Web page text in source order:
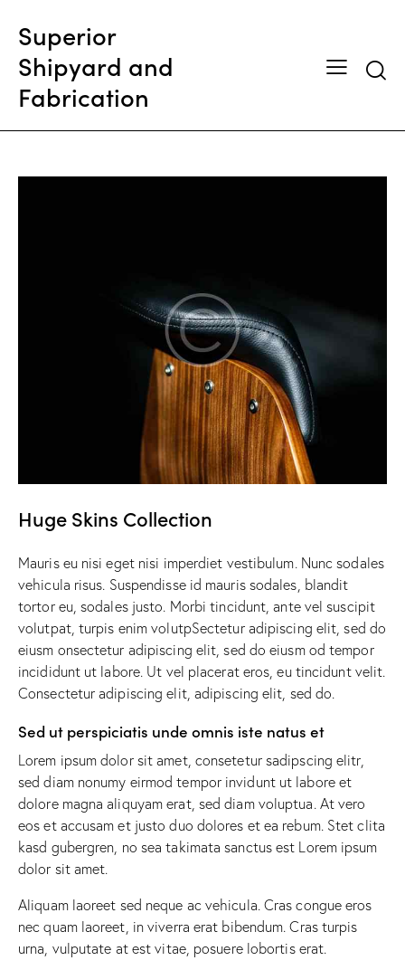
Superior
Shipyard and
Fabrication
Huge Skins Collection
Mauris eu nisi eget nisi imperdiet vestibulum. Nunc sodales
vehicula risus. Suspendisse id mauris sodales, blandit
tortor eu, sodales justo. Morbi tincidunt, ante vel suscipit
volutpat, turpis enim volutpSectetur adipiscing elit, sed do
eiusm onsectetur adipiscing elit, sed do eiusm od tempor
incididunt ut labore. Ut vel placerat eros, eu tincidunt velit.
Consectetur adipiscing elit, adipiscing elit, sed do.
Sed ut perspiciatis unde omnis iste natus et
Lorem ipsum dolor sit amet, consetetur sadipscing elitr,
sed diam nonumy eirmod tempor invidunt ut labore et
dolore magna aliquyam erat, sed diam voluptua. At vero
eos et accusam et justo duo dolores et ea rebum. Stet clita
kasd gubergren, no sea takimata sanctus est Lorem ipsum
dolor sit amet.
Aliquam laoreet sed neque ac vehicula. Cras congue eros
nec quam laoreet, in viverra erat bibendum. Cras turpis
urna, vulputate at est vitae, posuere lobortis erat.